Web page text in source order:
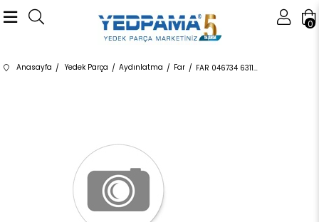
0
Anasayfa Yedek Parça Aydınlatma Far FAR 046734 63117428735 63117428735 F48,F49 LED SOL 2016-